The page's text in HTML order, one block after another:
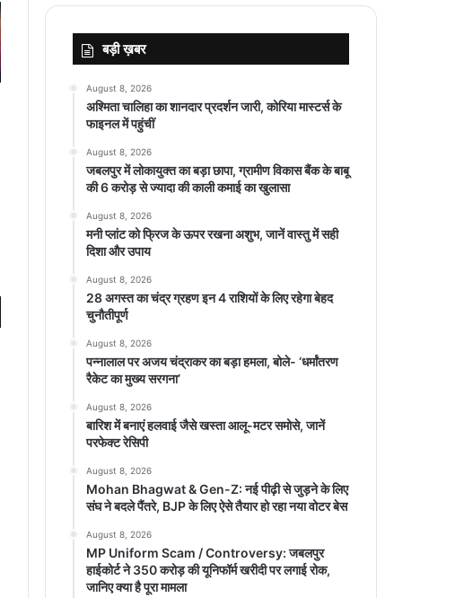
बड़ी ख़बर
August 8, 2026
अश्मिता चालिहा का शानदार प्रदर्शन जारी, कोरिया मास्टर्स के
फाइनल में पहुंचीं
August 8, 2026
जबलपुर में लोकायुक्त का बड़ा छापा, ग्रामीण विकास बैंक के बाबू
की 6 करोड़ से ज्यादा की काली कमाई का खुलासा
August 8, 2026
मनी प्लांट को फ्रिज के ऊपर रखना अशुभ, जानें वास्तु में सही
दिशा और उपाय
August 8, 2026
28 अगस्त का चंद्र ग्रहण इन 4 राशियों के लिए रहेगा बेहद
चुनौतीपूर्ण
August 8, 2026
पन्नालाल पर अजय चंद्राकर का बड़ा हमला, बोले- ‘धर्मांतरण
रैकेट का मुख्य सरगना’
August 8, 2026
बारिश में बनाएं हलवाई जैसे खस्ता आलू-मटर समोसे, जानें
परफेक्ट रेसिपी
August 8, 2026
Mohan Bhagwat & Gen-Z: नई पीढ़ी से जुड़ने के लिए
संघ ने बदले पैंतरे, BJP के लिए ऐसे तैयार हो रहा नया वोटर बेस
August 8, 2026
MP Uniform Scam / Controversy: जबलपुर
हाईकोर्ट ने 350 करोड़ की यूनिफॉर्म खरीदी पर लगाई रोक,
जानिए क्या है पूरा मामला